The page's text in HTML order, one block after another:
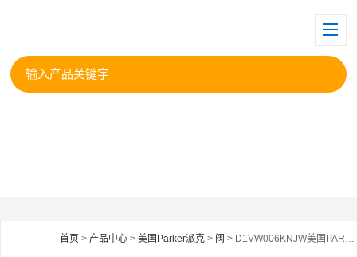
首页 > 产品中心 > 美国Parker派克 > 阀 > D1VW006KNJW美国PARKER派克电磁阀D1VW006KNJ现货